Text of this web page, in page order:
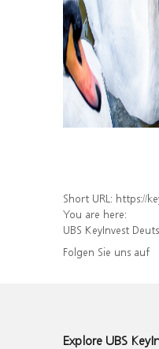
Short URL: https://keyinvest-
You are here:
UBS KeyInvest
Folgen Sie uns auf
Explore UBS